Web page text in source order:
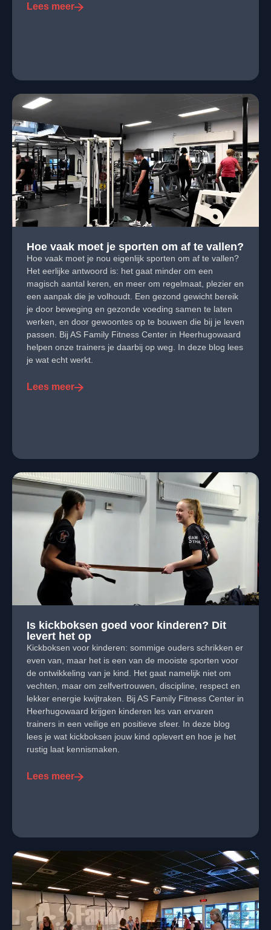
Lees meer
Hoe vaak moet je sporten om af te vallen?
Hoe vaak moet je nou eigenlijk sporten om af te vallen?
Het eerlijke antwoord is: het gaat minder om een
magisch aantal keren, en meer om regelmaat, plezier en
een aanpak die je volhoudt. Een gezond gewicht bereik
je door beweging en gezonde voeding samen te laten
werken, en door gewoontes op te bouwen die bij je leven
passen. Bij AS Family Fitness Center in Heerhugowaard
helpen onze trainers je daarbij op weg. In deze blog lees
je wat echt werkt.
Lees meer
Is kickboksen goed voor kinderen? Dit
levert het op
Kickboksen voor kinderen: sommige ouders schrikken er
even van, maar het is een van de mooiste sporten voor
de ontwikkeling van je kind. Het gaat namelijk niet om
vechten, maar om zelfvertrouwen, discipline, respect en
lekker energie kwijtraken. Bij AS Family Fitness Center in
Heerhugowaard krijgen kinderen les van ervaren
trainers in een veilige en positieve sfeer. In deze blog
lees je wat kickboksen jouw kind oplevert en hoe je het
rustig laat kennismaken.
Lees meer